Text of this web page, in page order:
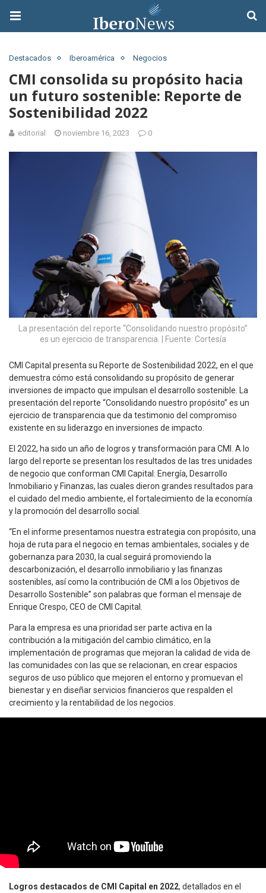
Destacados Iberoamérica Negocios
CMI consolida su propósito hacia
un futuro sostenible: Reporte de
Sostenibilidad 2022
editorial noviembre 16, 2023 0
La presentación del reporte “Consolidando nuestro propósito”
es un ejercicio de transparencia. | Fuente: Cortesía
CMI Capital presenta su Reporte de Sostenibilidad 2022, en el que
demuestra cómo está consolidando su propósito de generar
inversiones de impacto que impulsan el desarrollo sostenible. La
presentación del reporte “Consolidando nuestro propósito” es un
ejercicio de transparencia que da testimonio del compromiso
existente en su liderazgo en inversiones de impacto.
El 2022, ha sido un año de logros y transformación para CMI. A lo
largo del reporte se presentan los resultados de las tres unidades
de negocio que conforman CMI Capital: Energía, Desarrollo
Inmobiliario y Finanzas, las cuales dieron grandes resultados para
el cuidado del medio ambiente, el fortalecimiento de la economía
y la promoción del desarrollo social.
“En el informe presentamos nuestra estrategia con propósito, una
hoja de ruta para el negocio en temas ambientales, sociales y de
gobernanza para 2030, la cual seguirá promoviendo la
descarbonización, el desarrollo inmobiliario y las finanzas
sostenibles, así como la contribución de CMI a los Objetivos de
Desarrollo Sostenible” son palabras que forman el mensaje de
Enrique Crespo, CEO de CMI Capital.
Para la empresa es una prioridad ser parte activa en la
contribución a la mitigación del cambio climático, en la
implementación de programas que mejoran la calidad de vida de
las comunidades con las que se relacionan, en crear espacios
seguros de uso público que mejoren el entorno y promuevan el
bienestar y en diseñar servicios financieros que respalden el
crecimiento y la rentabilidad de los negocios.
Logros destacados de CMI Capital en 2022, detallados en el